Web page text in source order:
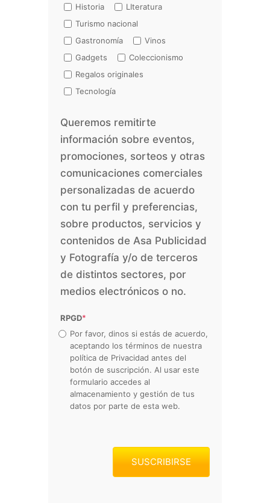
Historia
LIteratura
Turismo nacional
Gastronomía
Vinos
Gadgets
Coleccionismo
Regalos originales
Tecnología
Queremos remitirte
información sobre eventos,
promociones, sorteos y otras
comunicaciones comerciales
personalizadas de acuerdo
con tu perfil y preferencias,
sobre productos, servicios y
contenidos de Asa Publicidad
y Fotografía y/o de terceros
de distintos sectores, por
medios electrónicos o no.
RPGD*
Por favor, dinos si estás de acuerdo,
aceptando los términos de nuestra
política de Privacidad antes del
botón de suscripción. Al usar este
formulario accedes al
almacenamiento y gestión de tus
datos por parte de esta web.